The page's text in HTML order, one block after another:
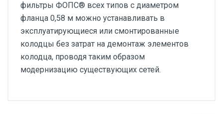
фильтры ФОПС® всех типов с диаметром
фланца 0,58 м можно устанавливать в
эксплуатирующиеся или смонтированные
колодцы без затрат на демонтаж элементов
колодца, проводя таким образом
модернизацию существующих сетей.